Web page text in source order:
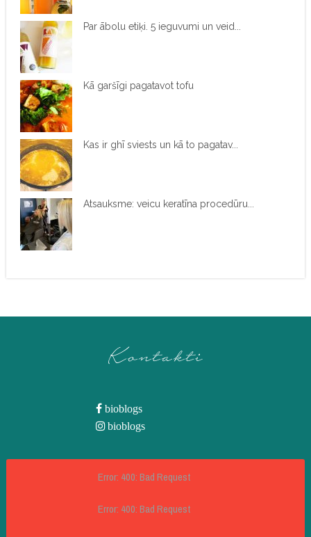
Par ābolu etiķi. 5 ieguvumi un veid...
Kā garšīgi pagatavot tofu
Kas ir ghī sviests un kā to pagatav...
Atsauksme: veicu keratīna procedūru...
Kontakti
bioblogs
bioblogs
Error: 400: Bad Request
Error: 400: Bad Request